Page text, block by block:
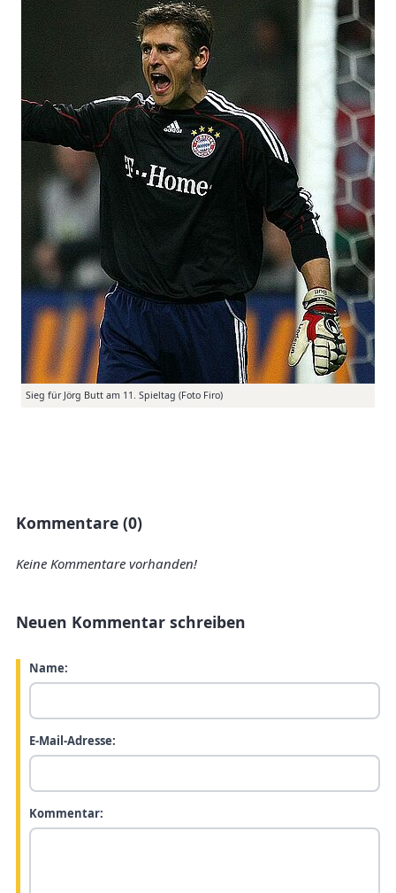
Sieg für Jörg Butt am 11. Spieltag (Foto Firo)
Kommentare (0)
Keine Kommentare vorhanden!
Neuen Kommentar schreiben
Name:
E-Mail-Adresse:
Kommentar: